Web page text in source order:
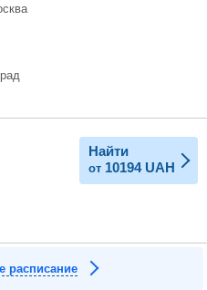
Найти
от 10194 UAH
расписание